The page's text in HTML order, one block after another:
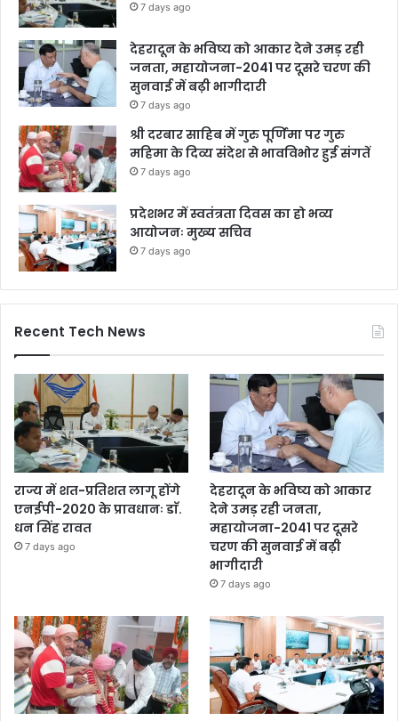
7 days ago
देहरादून के भविष्य को आकार देने उमड़ रही
जनता, महायोजना-2041 पर दूसरे चरण की
सुनवाई में बढ़ी भागीदारी
7 days ago
श्री दरबार साहिब में गुरु पूर्णिमा पर गुरु
महिमा के दिव्य संदेश से भावविभोर हुई संगतें
7 days ago
प्रदेशभर में स्वतंत्रता दिवस का हो भव्य
आयोजनः मुख्य सचिव
7 days ago
Recent Tech News
राज्य में शत-प्रतिशत लागू होंगे
एनईपी-2020 के प्रावधानः डाॅ.
धन सिंह रावत
7 days ago
देहरादून के भविष्य को आकार
देने उमड़ रही जनता,
महायोजना-2041 पर दूसरे
चरण की सुनवाई में बढ़ी
भागीदारी
7 days ago